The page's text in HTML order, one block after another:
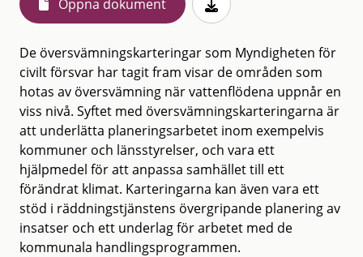
Öppna dokument
De översvämningskarteringar som Myndigheten för
civilt försvar har tagit fram visar de områden som
hotas av översvämning när vattenflödena uppnår en
viss nivå. Syftet med översvämningskarteringarna är
att underlätta planeringsarbetet inom exempelvis
kommuner och länsstyrelser, och vara ett
hjälpmedel för att anpassa samhället till ett
förändrat klimat. Karteringarna kan även vara ett
stöd i räddningstjänstens övergripande planering av
insatser och ett underlag för arbetet med de
kommunala handlingsprogrammen.